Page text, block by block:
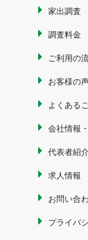
家出調査
調査料金
ご利用の
お客様の
よくある
会社情報
代表者紹介
求人情報
お問い合
プライバ